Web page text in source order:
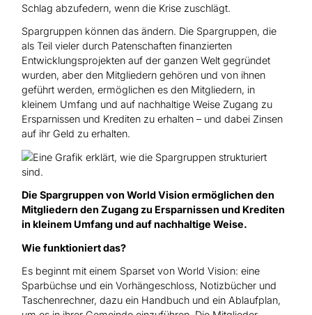
Schlag abzufedern, wenn die Krise zuschlägt.
Spargruppen können das ändern. Die Spargruppen, die
als Teil vieler durch Patenschaften finanzierten
Entwicklungsprojekten auf der ganzen Welt gegründet
wurden, aber den Mitgliedern gehören und von ihnen
geführt werden, ermöglichen es den Mitgliedern, in
kleinem Umfang und auf nachhaltige Weise Zugang zu
Ersparnissen und Krediten zu erhalten – und dabei Zinsen
auf ihr Geld zu erhalten.
Die Spargruppen von World Vision ermöglichen den
Mitgliedern den Zugang zu Ersparnissen und Krediten
in kleinem Umfang und auf nachhaltige Weise.
Wie funktioniert das?
Es beginnt mit einem Sparset von World Vision: eine
Sparbüchse und ein Vorhängeschloss, Notizbücher und
Taschenrechner, dazu ein Handbuch und ein Ablaufplan,